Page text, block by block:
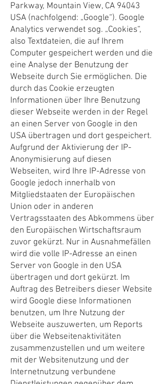
Parkway, Mountain View, CA 94043
USA (nachfolgend: „Google“). Google
Analytics verwendet sog. „Cookies“,
also Textdateien, die auf Ihrem
Computer gespeichert werden und die
eine Analyse der Benutzung der
Webseite durch Sie ermöglichen. Die
durch das Cookie erzeugten
Informationen über Ihre Benutzung
dieser Webseite werden in der Regel
an einen Server von Google in den
USA übertragen und dort gespeichert.
Aufgrund der Aktivierung der IP-
Anonymisierung auf diesen
Webseiten, wird Ihre IP-Adresse von
Google jedoch innerhalb von
Mitgliedstaaten der Europäischen
Union oder in anderen
Vertragsstaaten des Abkommens über
den Europäischen Wirtschaftsraum
zuvor gekürzt. Nur in Ausnahmefällen
wird die volle IP-Adresse an einen
Server von Google in den USA
übertragen und dort gekürzt. Im
Auftrag des Betreibers dieser Website
wird Google diese Informationen
benutzen, um Ihre Nutzung der
Webseite auszuwerten, um Reports
über die Webseitenaktivitäten
zusammenzustellen und um weitere
mit der Websitenutzung und der
Internetnutzung verbundene